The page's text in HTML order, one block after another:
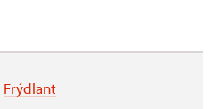
Frýdlant